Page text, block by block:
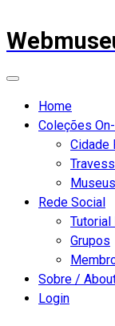
Home
Coleções
Cidade
Rede Social
Tutorial
Grupos
Sobre /
Login